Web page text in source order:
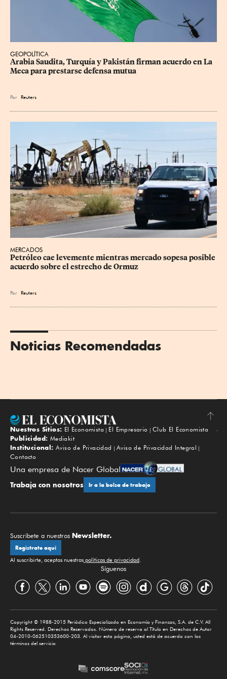
GEOPOLÍTICA
Arabia Saudita, Turquía y Pakistán firman acuerdo en La
Meca para prestarse defensa mutua
Por Reuters
MERCADOS
Petróleo cae levemente mientras mercado sopesa posible
acuerdo sobre el estrecho de Ormuz
Por Reuters
Noticias Recomendadas
Subir
Nuestros Sitios: El Economista El Empresario
Club El Economista
Publicidad: Mediakit
Institucional: Aviso de Privacidad
Aviso de Privacidad Integral
Contacto
Una empresa de Nacer Global
Trabaja con nosotros Ir a la bolsa de trabajo
Suscríbete a nuestros Newsletter.
Regístrate aquí
Al suscribirte, aceptas nuestras políticas de privacidad.
Síguenos
Copyright © 1988-2015 Periódico Especializado en Economía y Finanzas, S.A. de C.V. All
Rights Reserved. Derechos Reservados. Número de reserva al Título en Derechos de Autor
04-2010-062510353600-203. Al visitar esta página, usted está de acuerdo con los
términos del servicio